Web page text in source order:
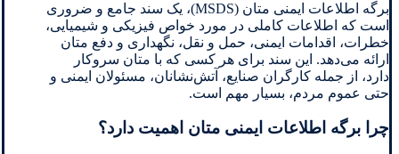
برگه اطلاعات ایمنی متان (MSDS)، یک سند جامع و ضروری
است که اطلاعات کاملی در مورد خواص فیزیکی و شیمیایی،
خطرات، اقدامات ایمنی، حمل و نقل، نگهداری و دفع متان
ارائه می‌دهد. این سند برای هر کسی که با متان سروکار
دارد، از جمله کارگران صنایع، آتش‌نشانان، مسئولان ایمنی و
حتی عموم مردم، بسیار مهم است.
چرا برگه اطلاعات ایمنی متان اهمیت دارد؟